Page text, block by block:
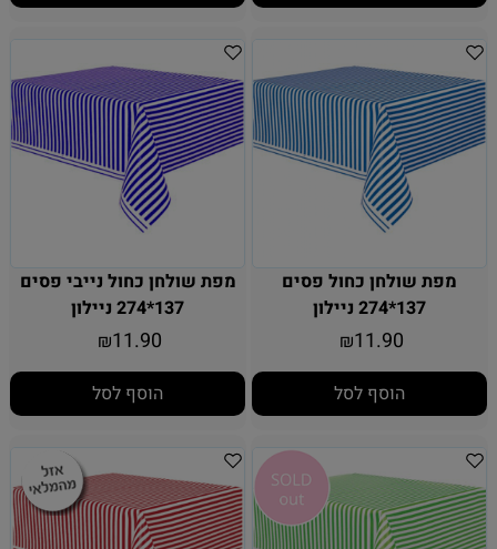
מפת שולחן כחול פסים
137*274 ניילון
₪11.90
הוסף לסל
מפת שולחן כחול נייבי פסים
137*274 ניילון
₪11.90
הוסף לסל